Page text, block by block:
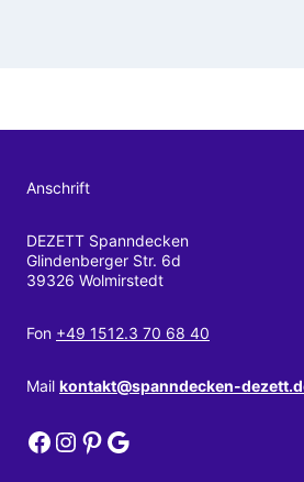
Anschrift
DEZETT Spanndecken
Glindenberger Str. 6d
39326 Wolmirstedt
Fon +49 1512.3 70 68 40
Mail kontakt@spanndecken-
DEZETT Spanndecken bei Facebook
DEZETT Spanndecken bei Instagram
DEZETT Spanndecken bei Pinterest
DEZETT Spanndecken bei Google